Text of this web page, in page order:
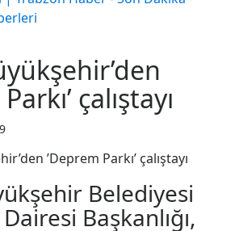
çalıştayı
Belediyesi
Başkanlığı,